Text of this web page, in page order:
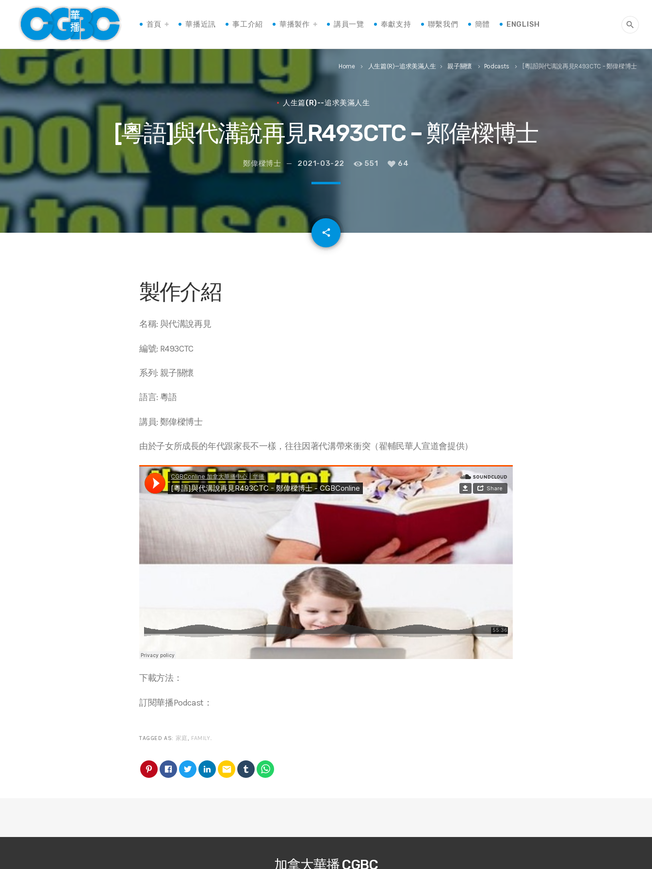
首頁 華播近訊 事工介紹 華播製作 講員一覽 奉獻支持 聯繫我們 簡體 ENGLISH search
Home keyboard_arrow_right 人生篇(R)--追求美滿人生 keyboard_arrow_right 親子關懷 keyboard_arrow_right Podcasts keyboard_arrow_right [粵語]與代溝說再見R493CTC – 鄭偉樑博士
人生篇(R)--追求美滿人生
[粵語]與代溝說再見R493CTC – 鄭偉樑博士
鄭偉樑博士 2021-03-22 551 64
share
email
製作介紹
名稱: 與代溝說再見
編號: R493CTC
系列: 親子關懷
語言: 粵語
講員: 鄭偉樑博士
由於子女所成長的年代跟家長不一樣，往往因著代溝帶來衝突（翟輔民華人宣道會提供）
下載方法：
訂閱華播Podcast：
TAGGED AS: 家庭 FAMILY
email
加拿大華播 CGBC